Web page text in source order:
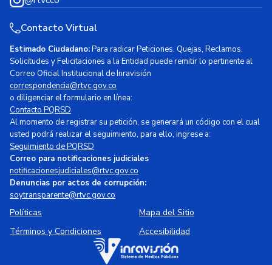
Contacto Virtual
Estimado Ciudadano:Para radicar Peticiones, Quejas, Reclamos,
Solicitudes y Felicitaciones a la Entidad puede remitir lo pertinente al
Correo Oficial Institucional de Inravisión
correspondencia@rtvc.gov.co
o diligenciar el formulario en línea:
Contacto PQRSD
Al momento de registrar su petición, se generará un código con el cual
usted podrá realizar el seguimiento, para ello, ingrese a:
Seguimiento de PQRSD
Correo para notificaciones judiciales
notificacionesjudiciales@rtvc.gov.co
Denuncias por actos de corrupción:
soytransparente@rtvc.gov.co
Políticas
Mapa del Sitio
Términos y Condiciones
Accesibilidad